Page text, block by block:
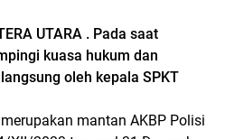
UTARA . Pada saat
kuasa hukum dan
oleh kepala SPKT
mantan AKBP Polisi